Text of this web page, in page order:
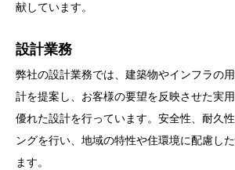
献しています。
設計業務
弊社の設計業務では、建築物やインフラの
計を提案し、お客様の要望を反映させた実
優れた設計を行っています。安全性、耐久
ングを行い、地域の特性や住環境に配慮し
ます。